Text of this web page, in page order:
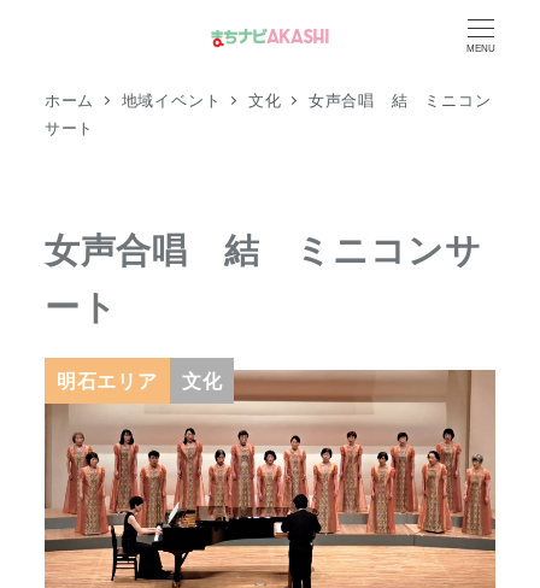
MENU
ホーム 地域イベント 文化
女声合唱 結 ミニコン
サート
女声合唱 結 ミニコンサ
ート
明石エリア 文化